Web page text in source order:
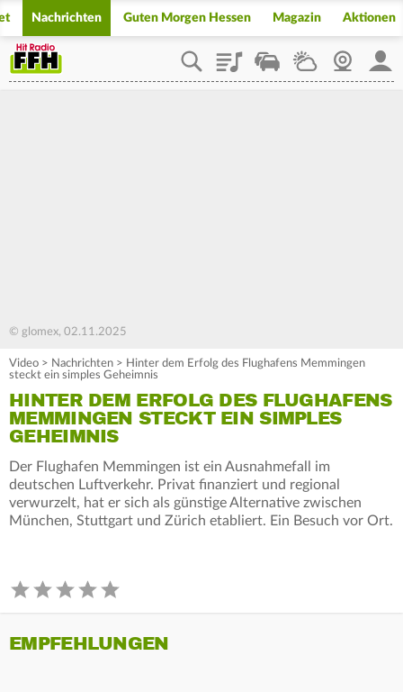
Nachrichten Guten Morgen Hessen Magazin Aktionen
PlaylistStaupilotWetterWebcam
© glomex, 02.11.2025
Video > Nachrichten > Hinter dem Erfolg des Flughafens Memmingen
steckt ein simples Geheimnis
HINTER DEM ERFOLG DES FLUGHAFENS
MEMMINGEN STECKT EIN SIMPLES
GEHEIMNIS
Der Flughafen Memmingen ist ein Ausnahmefall im
deutschen Luftverkehr. Privat finanziert und regional
verwurzelt, hat er sich als günstige Alternative zwischen
München, Stuttgart und Zürich etabliert. Ein Besuch vor Ort.
EMPFEHLUNGEN